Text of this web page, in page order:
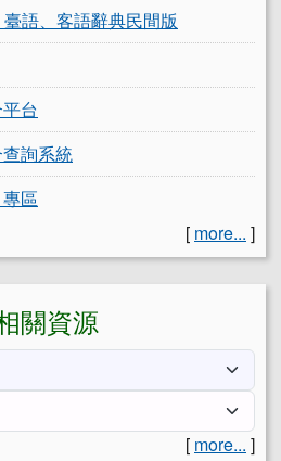
語、客語辭典民間版
台
詢系統
區
[ more... ]
[ more... ]